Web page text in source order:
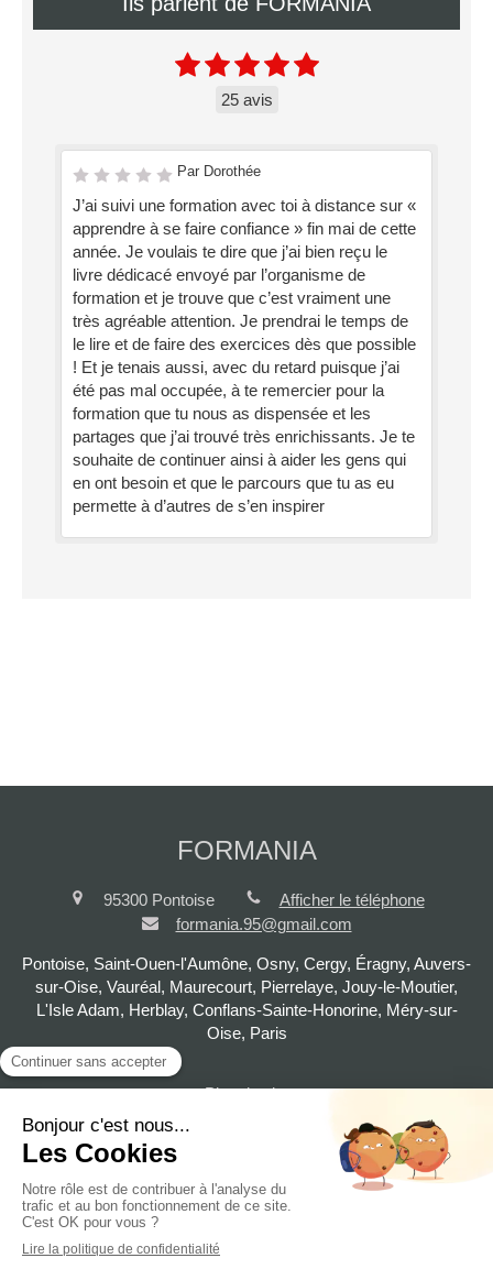
25 avis
Par Dorothée
J’ai suivi une formation avec toi à distance sur «
apprendre à se faire confiance » fin mai de cette
année. Je voulais te dire que j’ai bien reçu le
livre dédicacé envoyé par l’organisme de
formation et je trouve que c’est vraiment une
très agréable attention. Je prendrai le temps de
le lire et de faire des exercices dès que possible
! Et je tenais aussi, avec du retard puisque j’ai
été pas mal occupée, à te remercier pour la
formation que tu nous as dispensée et les
partages que j’ai trouvé très enrichissants. Je te
souhaite de continuer ainsi à aider les gens qui
en ont besoin et que le parcours que tu as eu
permette à d’autres de s’en inspirer
FORMANIA
95300 Pontoise
Afficher le téléphone
formania.95@gmail.com
Pontoise, Saint-Ouen-l'Aumône, Osny, Cergy, Éragny, Auvers-
sur-Oise, Vauréal, Maurecourt, Pierrelaye, Jouy-le-Moutier,
L'Isle Adam, Herblay, Conflans-Sainte-Honorine, Méry-sur-
Oise, Paris
Plan du site
©2020 FORMANIA - Développement personnel,
communication relationnelle, management, prise de parole en
public, gestion du stress, confiance en soi, charisme...